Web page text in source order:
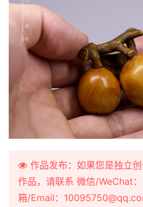
作品发布：如果您是独立
作品，请联系 微信/WeChat
箱/Email：